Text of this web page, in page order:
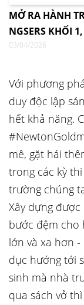
MỞ RA HÀNH
NGSERS KHỐI
03/04/2026
Với phương
duy độc lập
hết khả năng.
mê, gặt hái
trong các kỳ
trường chúng
Xây dựng
bước đệm cho
lớn và xa hơn
dục hướng tới
sinh mà nhà
qua sách vở